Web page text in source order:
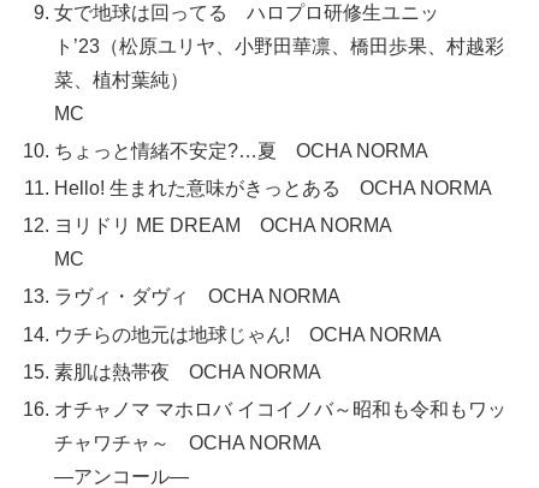
女で地球は回ってる ハロプロ研修生ユニッ
ト’23（松原ユリヤ、小野田華凛、橋田歩果、村越彩
菜、植村葉純）
MC
ちょっと情緒不安定?…夏 OCHA NORMA
Hello! 生まれた意味がきっとある OCHA NORMA
ヨリドリ ME DREAM OCHA NORMA
MC
ラヴィ・ダヴィ OCHA NORMA
ウチらの地元は地球じゃん! OCHA NORMA
素肌は熱帯夜 OCHA NORMA
オチャノマ マホロバ イコイノバ～昭和も令和もワッ
チャワチャ～ OCHA NORMA
—アンコール—